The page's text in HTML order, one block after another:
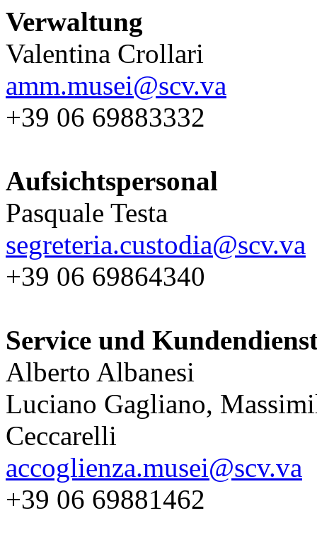
Verwaltung
Valentina Crollari
amm.musei@scv.va
+39 06 69883332
Aufsichtspersonal
Pasquale Testa
segreteria.custodia@scv.va
+39 06 69864340
Service und
Alberto Albanesi
Luciano Gagliano,
Ceccarelli
accoglienza.musei@scv.va
+39 06 69881462